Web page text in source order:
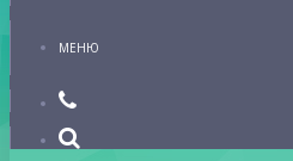
МЕНЮ